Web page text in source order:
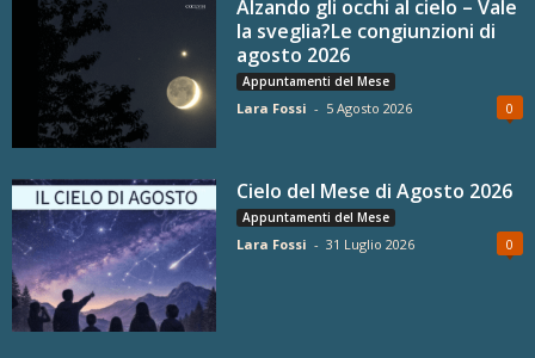
Alzando gli occhi al cielo – Vale
la sveglia?Le congiunzioni di
agosto 2026
Appuntamenti del Mese
Lara Fossi - 5 Agosto 2026 0
Cielo del Mese di Agosto 2026
Appuntamenti del Mese
Lara Fossi - 31 Luglio 2026 0